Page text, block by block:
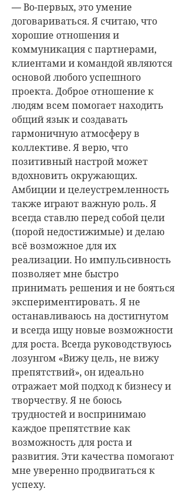
—Во-первых, это умение
договариваться. Я считаю, что
хорошие отношения и
коммуникация с партнерами,
клиентами и командой являются
основой любого успешного
проекта. Доброе отношение к
людям всем помогает находить
общий язык и создавать
гармоничную атмосферу в
коллективе. Я верю, что
позитивный настрой может
вдохновить окружающих.
Амбиции и целеустремленность
также играют важную роль. Я
всегда ставлю перед собой цели
(порой недостижимые) и делаю
всё возможное для их
реализации. Но импульсивность
позволяет мне быстро
принимать решения и не бояться
экспериментировать. Я не
останавливаюсь на достигнутом
и всегда ищу новые возможности
для роста. Всегда руководствуюсь
лозунгом «Вижу цель, не вижу
препятствий», он идеально
отражает мой подход к бизнесу и
творчеству. Я не боюсь
трудностей и воспринимаю
каждое препятствие как
возможность для роста и
развития. Эти качества помогают
мне уверенно продвигаться к
успеху.